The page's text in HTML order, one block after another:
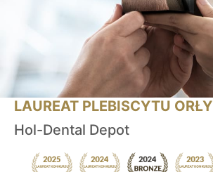
LAUREAT PLEBISCYTU ORŁY
Hol-Dental Depot